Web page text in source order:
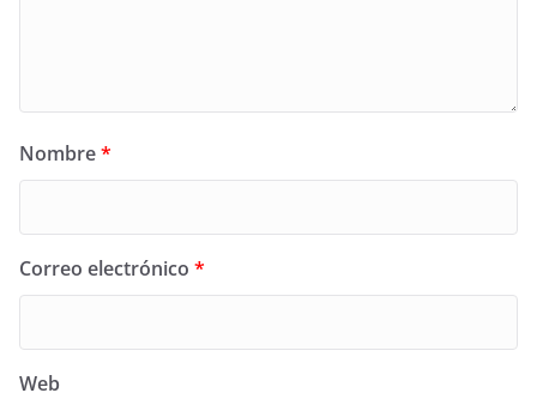
Nombre*
Correo electrónico *
Web